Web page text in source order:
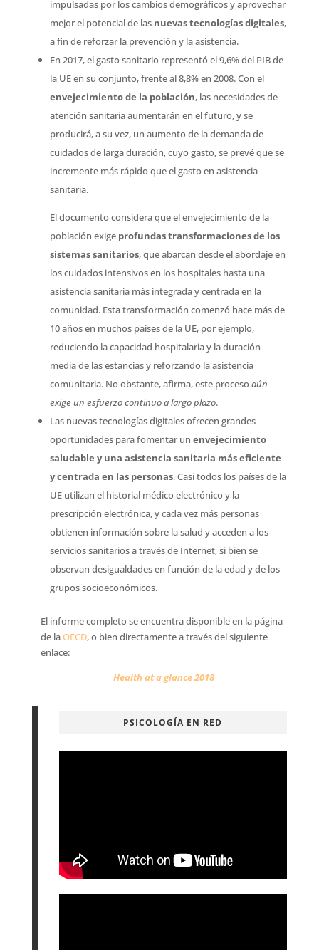
impulsadas por los cambios demográficos y aprovechar
mejor el potencial de las nuevas tecnologías digitales,
a fin de reforzar la prevención y la asistencia.
En 2017, el gasto sanitario representó el 9,6% del PIB de
la UE en su conjunto, frente al 8,8% en 2008. Con el
envejecimiento de la población, las necesidades de
atención sanitaria aumentarán en el futuro, y se
producirá, a su vez, un aumento de la demanda de
cuidados de larga duración, cuyo gasto, se prevé que se
incremente más rápido que el gasto en asistencia
sanitaria.
El documento considera que el envejecimiento de la
población exige profundas transformaciones de los
sistemas sanitarios, que abarcan desde el abordaje en
los cuidados intensivos en los hospitales hasta una
asistencia sanitaria más integrada y centrada en la
comunidad. Esta transformación comenzó hace más de
10 años en muchos países de la UE, por ejemplo,
reduciendo la capacidad hospitalaria y la duración
media de las estancias y reforzando la asistencia
comunitaria. No obstante, afirma, este proceso aún
exige un esfuerzo continuo a largo plazo.
Las nuevas tecnologías digitales ofrecen grandes
oportunidades para fomentar un envejecimiento
saludable y una asistencia sanitaria más eficiente
y centrada en las personas. Casi todos los países de la
UE utilizan el historial médico electrónico y la
prescripción electrónica, y cada vez más personas
obtienen información sobre la salud y acceden a los
servicios sanitarios a través de Internet, si bien se
observan desigualdades en función de la edad y de los
grupos socioeconómicos.
El informe completo se encuentra disponible en la página
de laOECD, o bien directamente a través del siguiente
enlace:
Health at a glance 2018
PSICOLOGÍA EN RED